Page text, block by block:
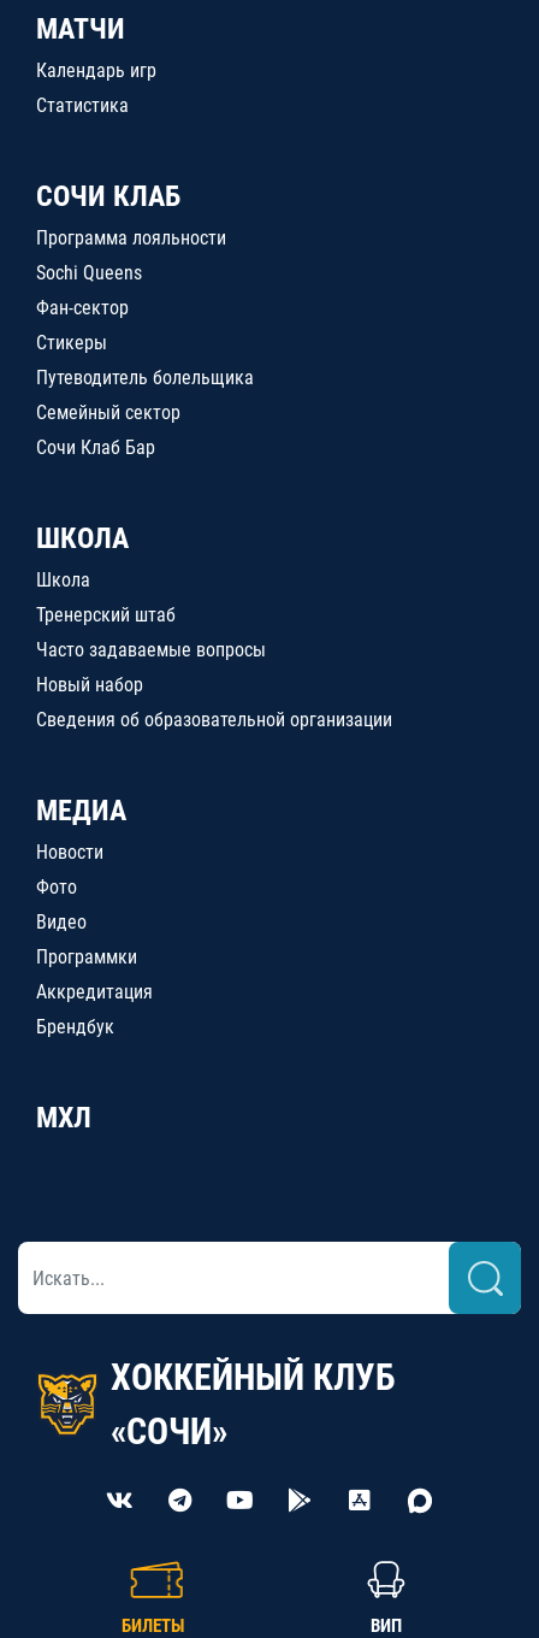
МАТЧИ
Календарь игр
Статистика
СОЧИ КЛАБ
Программа лояльности
Sochi Queens
Фан-сектор
Стикеры
Путеводитель болельщика
Семейный сектор
Сочи Клаб Бар
ШКОЛА
Школа
Тренерский штаб
Часто задаваемые вопросы
Новый набор
Сведения об образовательной организации
МЕДИА
Новости
Фото
Видео
Программки
Аккредитация
Брендбук
МХЛ
ХОККЕЙНЫЙ КЛУБ
«СОЧИ»
БИЛЕТЫ ВИП